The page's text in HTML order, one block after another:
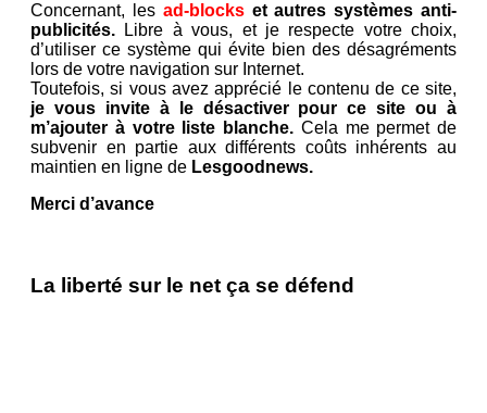
Concernant, les ad-blockset autres systèmes anti-
publicités. Libre à vous, et je respecte votre choix,
d’utiliser ce système qui évite bien des désagréments
lors de votre navigation sur Internet.
Toutefois, si vous avez apprécié le contenu de ce site,
je vous invite à le désactiver pour ce site ou à
m’ajouter à votre liste blanche. Cela me permet de
subvenir en partie aux différents coûts inhérents au
maintien en ligne de Lesgoodnews.
Merci d’avance
La liberté sur le net ça se défend